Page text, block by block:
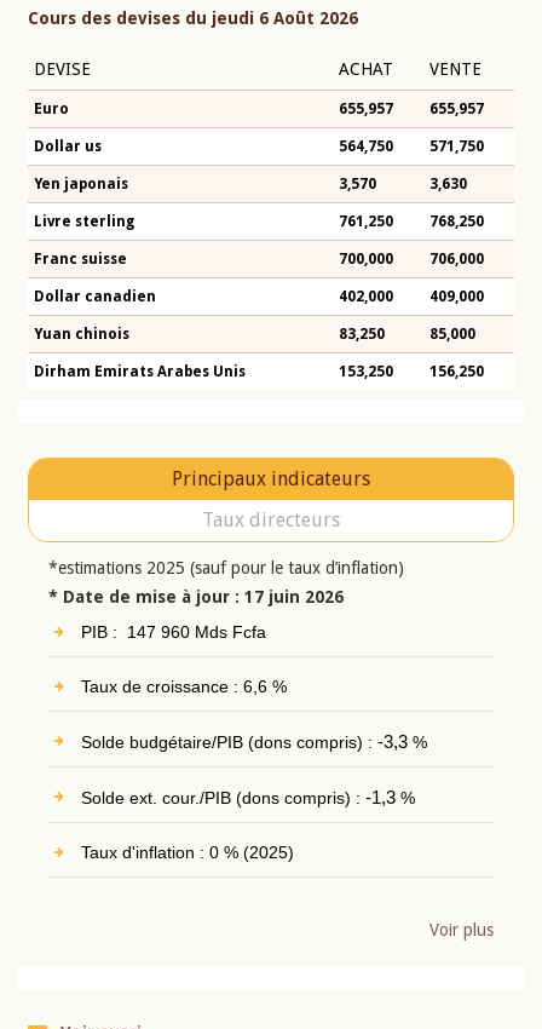
Cours des devises du jeudi 6 Août 2026
DEVISE ACHAT VENTE
Euro 655,957 655,957
Dollar us 564,750 571,750
Yen japonais 3,570 3,630
Livre sterling 761,250 768,250
Franc suisse 700,000 706,000
Dollar canadien 402,000 409,000
Yuan chinois 83,250 85,000
Dirham Emirats Arabes Unis 153,250 156,250
Principaux indicateurs
Taux directeurs
*estimations 2025 (sauf pour le taux d’inflation)
* Date de mise à jour : 17 juin 2026
PIB : 147 960 Mds Fcfa
Taux de croissance : 6,6 %
Solde budgétaire/PIB (dons compris) : -3,3%
Solde ext. cour./PIB (dons compris) : -1,3%
Taux d'inflation : 0 % (2025)
Voir plus